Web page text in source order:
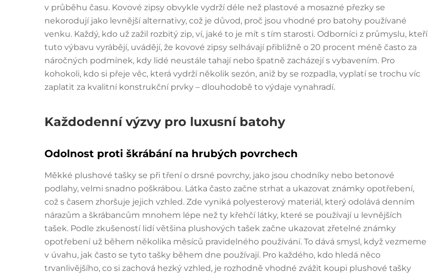
v průběhu času. Kovové zipsy obvykle vydrží déle než plastové a mosazné přezky se
nekorodují jako levnější alternativy, což je důvod, proč jsou vhodné pro batohy používané
venku. Každý, kdo už zažil rozbitý zip, ví, jaké to je mít s tím starosti. Odborníci z průmyslu, kteří
tuto výbavu vyrábějí, uvádějí, že kovové zipsy selhávají přibližně o 20 procent méně často za
náročných podmínek, kdy lidé neustále tahají nebo špatně zacházejí s vybavením. Pro
kohokoli, kdo si přeje věc, která vydrží několik sezón, aniž by se rozpadla, vyplatí se trochu víc
zaplatit za kvalitní konstrukční prvky – dlouhodobě to výdaje vynahradí.
Každodenní výzvy pro luxusní batohy
Odolnost proti škrábání na hrubých povrchech
Měkké plushové tašky se při tření o drsné povrchy, jako jsou chodníky nebo betonové
podlahy, velmi snadno poškrábou. Látka často začne strhat a ukazovat známky opotřebení,
což s časem zhoršuje jejich vzhled. Zde vyniká polyesterový materiál, který odolává denním
nárazům a škrábancům mnohem lépe než ty křehčí látky, které se používají u levnějších
tašek. Podle zkušeností lidí většina plushových tašek začne ukazovat zřetelné známky
opotřebení už během několika měsíců pravidelného používání. To dává smysl, když vezmeme
v úvahu, jak často se tyto tašky během dne používají. Pro každého, kdo hledá něco
trvanlivějšího, co si zachová hezký vzhled, je rozhodně vhodné zvážit koupi plushové tašky